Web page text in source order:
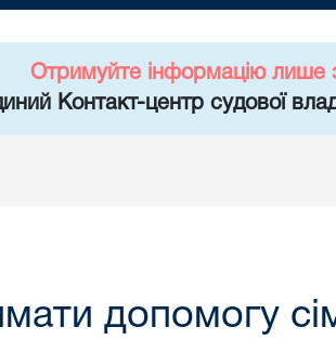
Отримуйте інформацію лише
Контакт-центр судової
допомогу